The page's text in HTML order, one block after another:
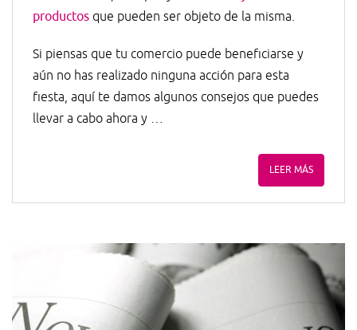
productos que pueden ser objeto de la misma.
Si piensas que tu comercio puede beneficiarse y
aún no has realizado ninguna acción para esta
fiesta, aquí te damos algunos consejos que puedes
llevar a cabo ahora y …
LEER MÁS